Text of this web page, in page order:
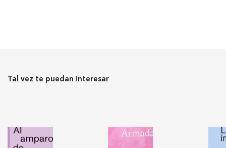
Tal vez te puedan interesar